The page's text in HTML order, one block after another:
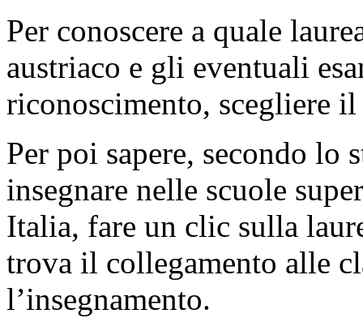
Per conoscere a quale
austriaco e gli eventuali
riconoscimento, scegliere
Per poi sapere, secondo lo
insegnare nelle scuole
Italia, fare un clic sulla
trova il collegamento alle
l’insegnamento.